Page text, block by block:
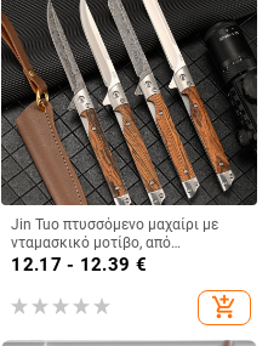
Jin Tuo πτυσσόμενο μαχαίρι με
νταμασκικό μοτίβο, από
ανοξείδωτο ατσάλι 3Cr13Mov,
κάμπινγκ, γρήγορο άνοιγμα
12.17 - 12.39 €
add_shopping_cart